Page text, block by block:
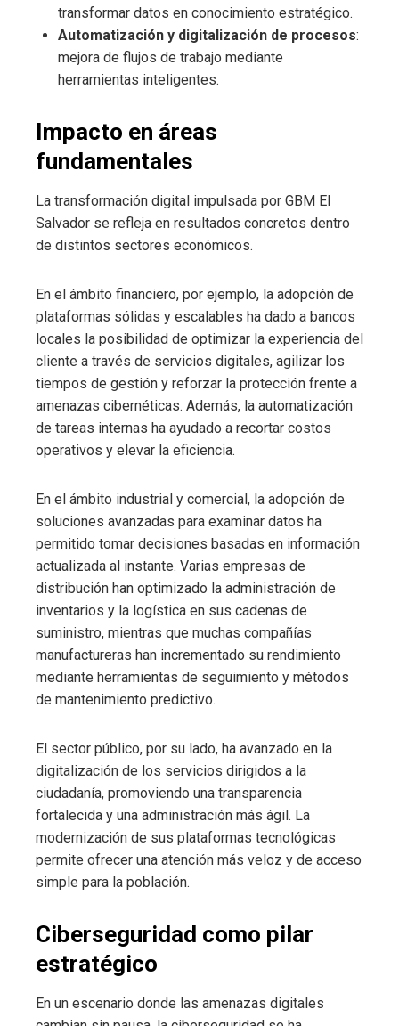
transformar datos en conocimiento estratégico.
Automatización y digitalización de procesos:
mejora de flujos de trabajo mediante
herramientas inteligentes.
Impacto en áreas
fundamentales
La transformación digital impulsada por GBM El
Salvador se refleja en resultados concretos dentro
de distintos sectores económicos.
En el ámbito financiero, por ejemplo, la adopción de
plataformas sólidas y escalables ha dado a bancos
locales la posibilidad de optimizar la experiencia del
cliente a través de servicios digitales, agilizar los
tiempos de gestión y reforzar la protección frente a
amenazas cibernéticas. Además, la automatización
de tareas internas ha ayudado a recortar costos
operativos y elevar la eficiencia.
En el ámbito industrial y comercial, la adopción de
soluciones avanzadas para examinar datos ha
permitido tomar decisiones basadas en información
actualizada al instante. Varias empresas de
distribución han optimizado la administración de
inventarios y la logística en sus cadenas de
suministro, mientras que muchas compañías
manufactureras han incrementado su rendimiento
mediante herramientas de seguimiento y métodos
de mantenimiento predictivo.
El sector público, por su lado, ha avanzado en la
digitalización de los servicios dirigidos a la
ciudadanía, promoviendo una transparencia
fortalecida y una administración más ágil. La
modernización de sus plataformas tecnológicas
permite ofrecer una atención más veloz y de acceso
simple para la población.
Ciberseguridad como pilar
estratégico
En un escenario donde las amenazas digitales